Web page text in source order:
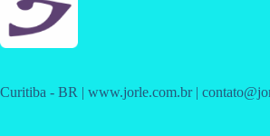
Curitiba - BR | www.jorle.com.br |